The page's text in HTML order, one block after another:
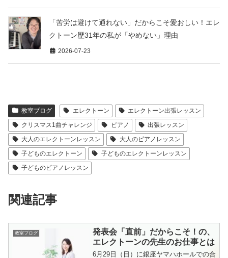
「苦労は避けて通れない」だからこそ愛おしい！エレ
クトーン歴31年の私が「やめない」理由
2026-07-23
教室ブログ エレクトーン
エレクトーン出張レッスン
クリスマス1曲チャレンジ
ピアノ
出張レッスン
大人のエレクトーンレッスン
大人のピアノレッスン
子どものエレクトーン
子どものエレクトーンレッスン
子どものピアノレッスン
関連記事
教室ブログ
発表会「直前」だからこそ！の、
エレクトーンの先生のお仕事とは
6月29日（日）に銀座ヤマハホールでの合